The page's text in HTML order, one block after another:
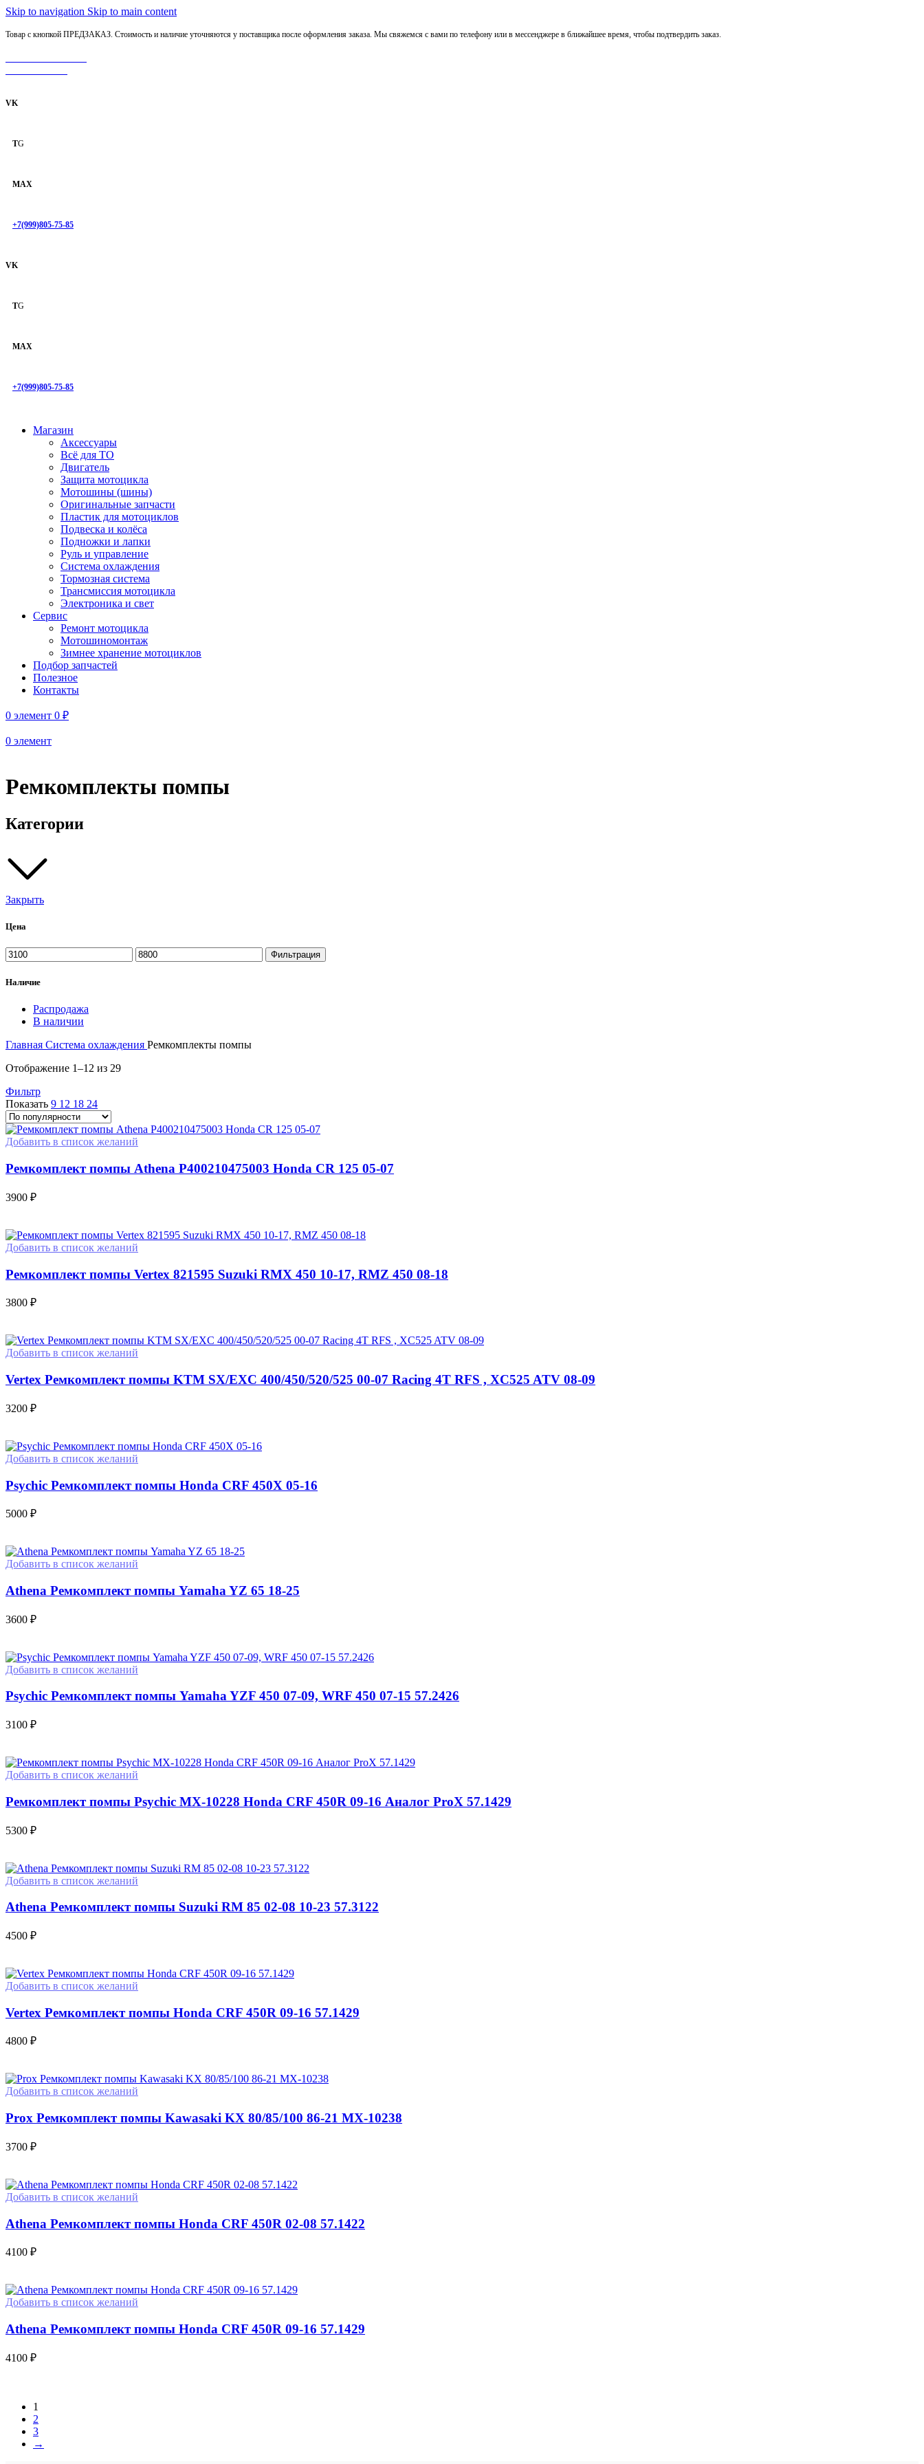
Skip to navigation Skip to main content
Товар с кнопкой ПРЕДЗАКАЗ. Стоимость и наличие уточняются у поставщика после оформления заказа. Мы свяжемся с вами по телефону или в мессенджере в ближайшее время, чтобы подтвердить заказ.
VK
TG
MAX
+7(999)805-75-85
VK
TG
MAX
+7(999)805-75-85
Магазин
Аксессуары
Всё для ТО
Двигатель
Защита мотоцикла
Мотошины (шины)
Оригинальные запчасти
Пластик для мотоциклов
Подвеска и колёса
Подножки и лапки
Руль и управление
Система охлаждения
Тормозная система
Трансмиссия мотоцикла
Электроника и свет
Сервис
Ремонт мотоцикла
Мотошиномонтаж
Зимнее хранение мотоциклов
Подбор запчастей
Полезное
Контакты
0 элемент 0 ₽
0 элемент
Ремкомплекты помпы
Категории
Закрыть
Цена
Минимальная
цена
Максимальная
цена
Фильтрация
Наличие
Распродажа
В наличии
Главная Система охлаждения Ремкомплекты помпы
Отображение 1–12 из 29Сортировка:
Фильтр
Показать 9 12 18 24
Добавить в список желаний
Ремкомплект помпы Athena P400210475003 Honda CR 125 05-07
3900 ₽
Добавить в список желаний
Ремкомплект помпы Vertex 821595 Suzuki RMX 450 10-17, RMZ 450 08-18
3800 ₽
Добавить в список желаний
Vertex Ремкомплект помпы KTM SX/EXC 400/450/520/525 00-07 Racing 4T RFS , XC525 ATV 08-09
3200 ₽
Добавить в список желаний
Psychic Ремкомплект помпы Honda CRF 450X 05-16
5000 ₽
Добавить в список желаний
Athena Ремкомплект помпы Yamaha YZ 65 18-25
3600 ₽
Добавить в список желаний
Psychic Ремкомплект помпы Yamaha YZF 450 07-09, WRF 450 07-15 57.2426
3100 ₽
Добавить в список желаний
Ремкомплект помпы Psychic MX-10228 Honda CRF 450R 09-16 Аналог ProX 57.1429
5300 ₽
Добавить в список желаний
Athena Ремкомплект помпы Suzuki RM 85 02-08 10-23 57.3122
4500 ₽
Добавить в список желаний
Vertex Ремкомплект помпы Honda CRF 450R 09-16 57.1429
4800 ₽
Добавить в список желаний
Prox Ремкомплект помпы Kawasaki KX 80/85/100 86-21 MX-10238
3700 ₽
Добавить в список желаний
Athena Ремкомплект помпы Honda CRF 450R 02-08 57.1422
4100 ₽
Добавить в список желаний
Athena Ремкомплект помпы Honda CRF 450R 09-16 57.1429
4100 ₽
1
2
3
→